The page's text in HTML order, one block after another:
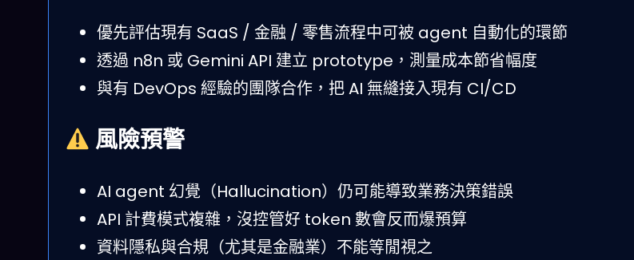
優先評估現有 SaaS / 金融 / 零售流程中可被 agent 自動化的環節
透過 n8n 或 Gemini API 建立 prototype，測量成本節省幅度
與有 DevOps 經驗的團隊合作，把 AI 無縫接入現有 CI/CD
風險預警
AI agent 幻覺（Hallucination）仍可能導致業務決策錯誤
API 計費模式複雜，沒控管好 token 數會反而爆預算
資料隱私與合規（尤其是金融業）不能等閒視之